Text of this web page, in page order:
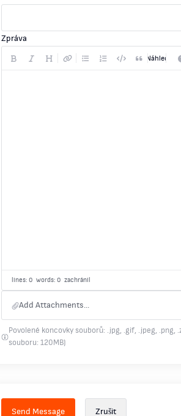
Zpráva
Náhled
lines: 0 words: 0 zachránil
Add Attachments...
Povolené koncovky souborů: .jpg, .gif, .jpeg, .png,
souboru: 120MB)
Zrušit